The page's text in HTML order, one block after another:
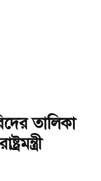
তালিকা